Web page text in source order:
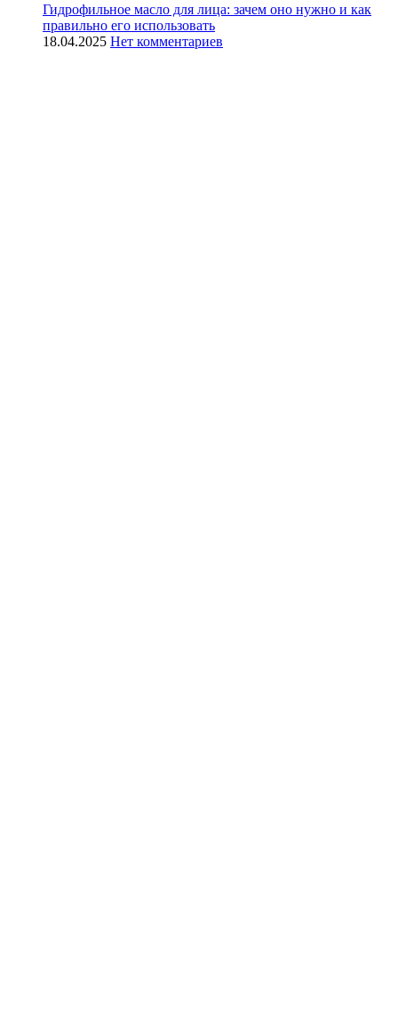
Гидрофильное масло для лица: зачем оно нужно и как
правильно его использовать
18.04.2025 Нет комментариев